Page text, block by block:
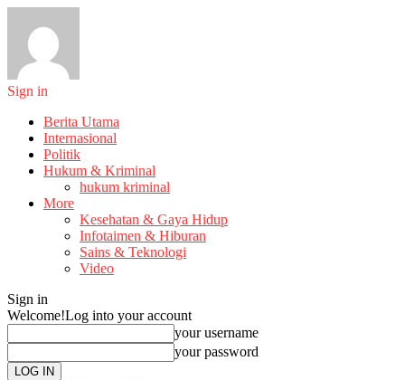
Sign in
Berita Utama
Internasional
Politik
Hukum & Kriminal
hukum kriminal
More
Kesehatan & Gaya Hidup
Infotaimen & Hiburan
Sains & Teknologi
Video
Sign in
Welcome!Log into your account
your username
your password